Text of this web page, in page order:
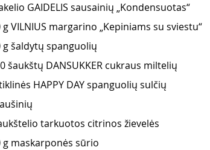
GAIDELIS sausainių „Kondensuotas“
g VILNIUS margarino „Kepiniams su sviestu“
g šaldytų spanguolių
šaukštų DANSUKKER cukraus miltelių
HAPPY DAY spanguolių sulčių
tarkuotos citrinos žievelės
g maskarponės sūrio